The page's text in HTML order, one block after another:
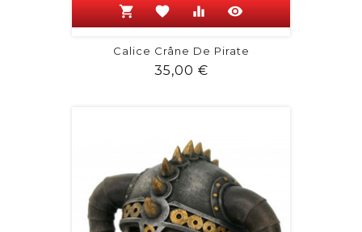
shopping_cart favorite equalizer visibility
Calice Crâne De Pirate
35,00 €Prix